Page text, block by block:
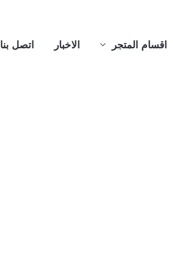
اقسام المتجر الاخبار اتصل بنا